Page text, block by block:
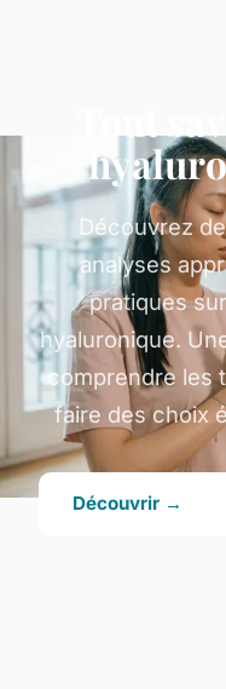
Découvrez
analyses
pratiques
hyaluronique.
comprendre les
faire des choix
Découvrir →